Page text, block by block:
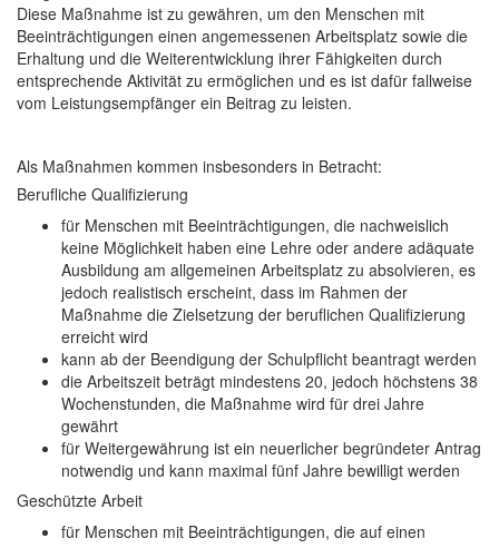
Diese Maßnahme ist zu gewähren, um den Menschen mit
Beeinträchtigungen einen angemessenen Arbeitsplatz sowie die
Erhaltung und die Weiterentwicklung ihrer Fähigkeiten durch
entsprechende Aktivität zu ermöglichen und es ist dafür fallweise
vom Leistungsempfänger ein Beitrag zu leisten.
Als Maßnahmen kommen insbesonders in Betracht:
Berufliche Qualifizierung
für Menschen mit Beeinträchtigungen, die nachweislich
keine Möglichkeit haben eine Lehre oder andere adäquate
Ausbildung am allgemeinen Arbeitsplatz zu absolvieren, es
jedoch realistisch erscheint, dass im Rahmen der
Maßnahme die Zielsetzung der beruflichen Qualifizierung
erreicht wird
kann ab der Beendigung der Schulpflicht beantragt werden
die Arbeitszeit beträgt mindestens 20, jedoch höchstens 38
Wochenstunden, die Maßnahme wird für drei Jahre
gewährt
für Weitergewährung ist ein neuerlicher begründeter Antrag
notwendig und kann maximal fünf Jahre bewilligt werden
Geschützte Arbeit
für Menschen mit Beeinträchtigungen, die auf einen